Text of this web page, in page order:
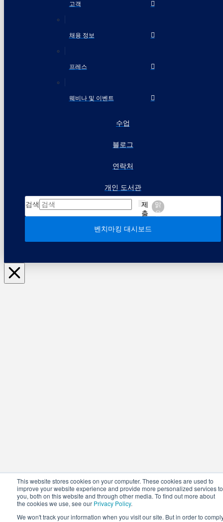
This website stores cookies on your computer. These cookies are used to
improve your website experience and provide more personalized services to
you, both on this website and through other media. To find out more about
the cookies we use, see our Privacy Policy.
We won't track your information when you visit our site. But in order to
고객
채용 정보
프레스
웨비나 및 이벤트
수업
블로그
연락처
개인 도서관
검색
제
출
맑
음
벤치마킹 대시보드